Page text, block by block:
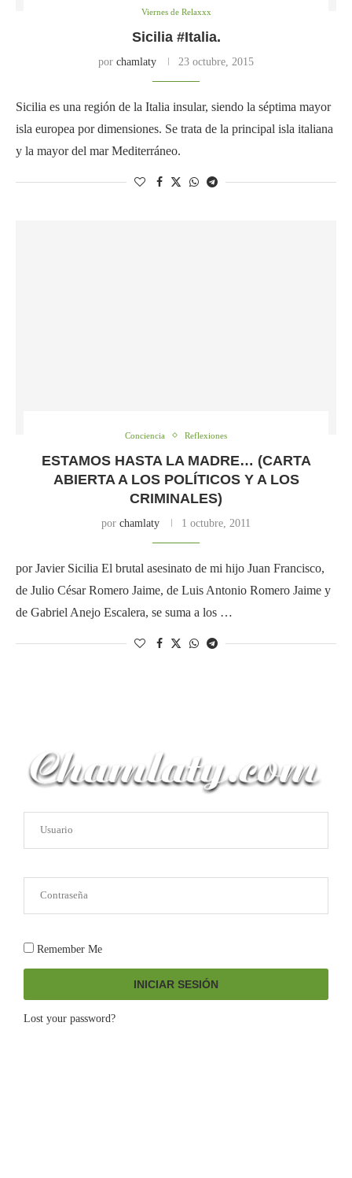
Viernes de Relaxxx
Sicilia #Italia.
por chamlaty 23 octubre, 2015
Sicilia es una región de la Italia insular, siendo la séptima mayor
isla europea por dimensiones. Se trata de la principal isla italiana
y la mayor del mar Mediterráneo.
Conciencia Reflexiones
ESTAMOS HASTA LA MADRE… (CARTA
ABIERTA A LOS POLÍTICOS Y A LOS
CRIMINALES)
por chamlaty 1 octubre, 2011
por Javier Sicilia El brutal asesinato de mi hijo Juan Francisco,
de Julio César Romero Jaime, de Luis Antonio Romero Jaime y
de Gabriel Anejo Escalera, se suma a los …
Remember Me
INICIAR SESIÓN
Lost your password?